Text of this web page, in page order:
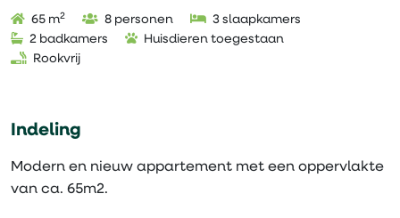
65 m2 8 personen
3 slaapkamers
2 badkamers
Huisdieren toegestaan
Rookvrij
Indeling
Modern en nieuw appartement met een oppervlakte
van ca. 65m2.